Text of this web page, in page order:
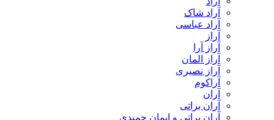
آراد شاک
آراد عباسی
آراز
آراز آرا
آراز المان
آراز نصیری
آراکوم
آران
آران براتی
آران براتی و ایمان حمیدی